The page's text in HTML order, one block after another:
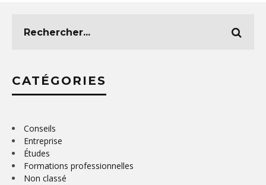
CATÉGORIES
Conseils
Entreprise
Études
Formations professionnelles
Non classé